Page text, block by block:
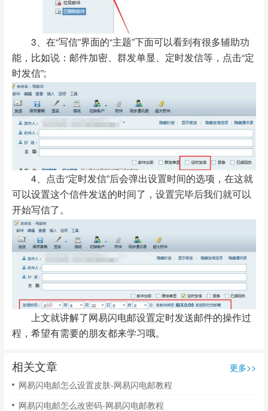
3、在“写信”界面的“主题”下面可以看到有很多辅助功
能，比如说：邮件加密、群发单显、定时发信等，点击“定
时发信”;
4、点击“定时发信”后会弹出设置时间的选项，在这就
可以设置这个信件发送的时间了，设置完毕后我们就可以
开始写信了。
上文就讲解了网易闪电邮设置定时发送邮件的操作过
程，希望有需要的朋友都来学习哦。
相关文章
更多>>
网易闪电邮怎么设置皮肤-网易闪电邮教程
网易闪电邮怎么改密码-网易闪电邮教程